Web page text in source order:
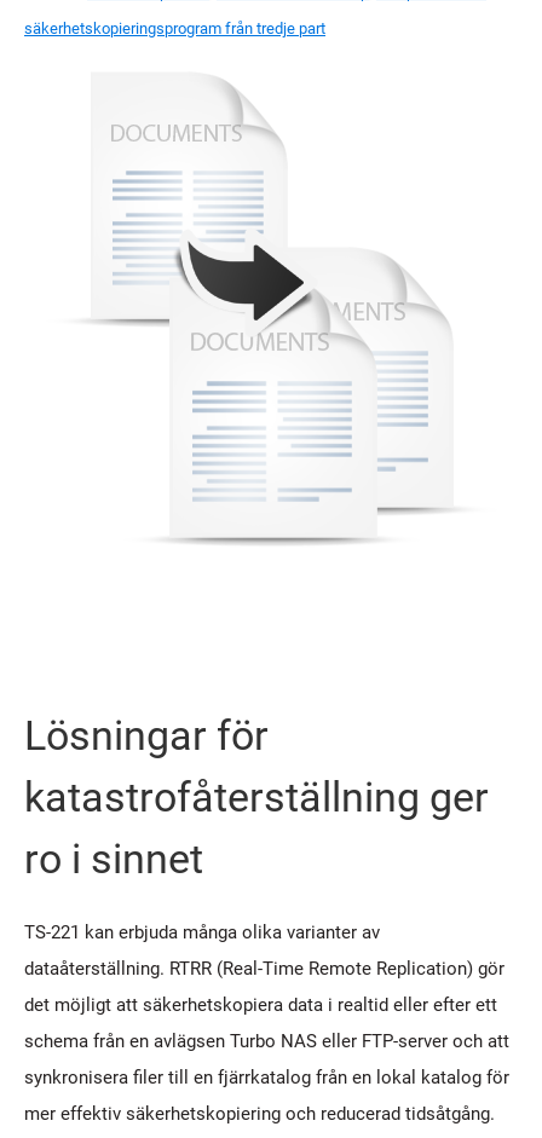
säkerhetskopieringsprogram från tredje part
Lösningar för
katastrofåterställning ger
ro i sinnet
TS-221 kan erbjuda många olika varianter av
dataåterställning. RTRR (Real-Time Remote Replication) gör
det möjligt att säkerhetskopiera data i realtid eller efter ett
schema från en avlägsen Turbo NAS eller FTP-server och att
synkronisera filer till en fjärrkatalog från en lokal katalog för
mer effektiv säkerhetskopiering och reducerad tidsåtgång.